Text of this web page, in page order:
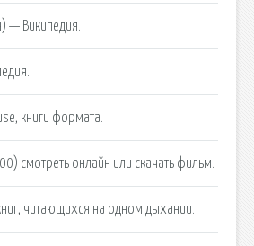
— Википедия.
книги формата.
смотреть онлайн или скачать фильм.
читающихся на одном дыхании.